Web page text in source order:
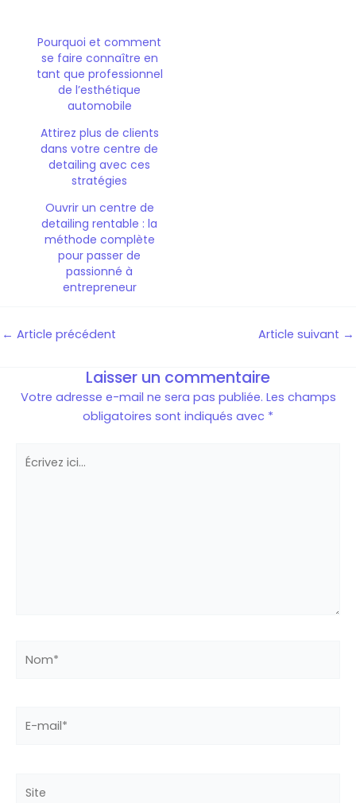
Pourquoi et comment
se faire connaître en
tant que professionnel
de l’esthétique
automobile
Attirez plus de clients
dans votre centre de
detailing avec ces
stratégies
Ouvrir un centre de
detailing rentable : la
méthode complète
pour passer de
passionné à
entrepreneur
← Article précédent Article suivant →
Laisser un commentaire
Votre adresse e-mail ne sera pas publiée. Les champs
obligatoires sont indiqués avec *
Écrivez
ici…
mail*